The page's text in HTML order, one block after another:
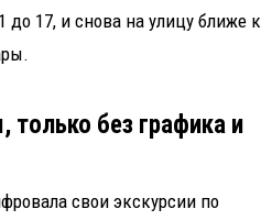
до 17, и снова на улицу ближе к
без графика и
свои экскурсии по